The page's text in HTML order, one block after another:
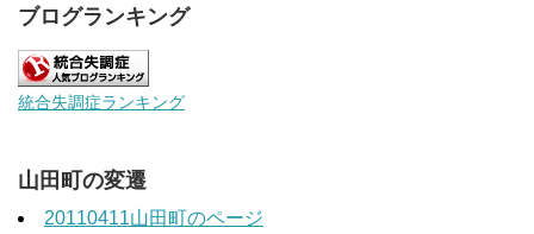
ブログランキング
統合失調症ランキング
山田町の変遷
20110411山田町のページ